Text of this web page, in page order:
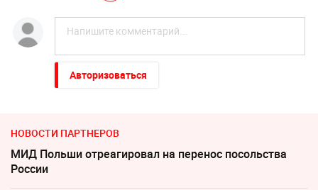
Авторизоваться
НОВОСТИ ПАРТНЕРОВ
МИД Польши отреагировал на перенос посольства
России